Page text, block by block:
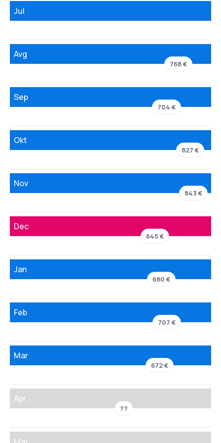
Jul
Avg
768 €
Sep
704 €
Okt
827 €
Nov
843 €
Dec
645 €
Jan
680 €
Feb
707 €
Mar
672 €
Apr
??